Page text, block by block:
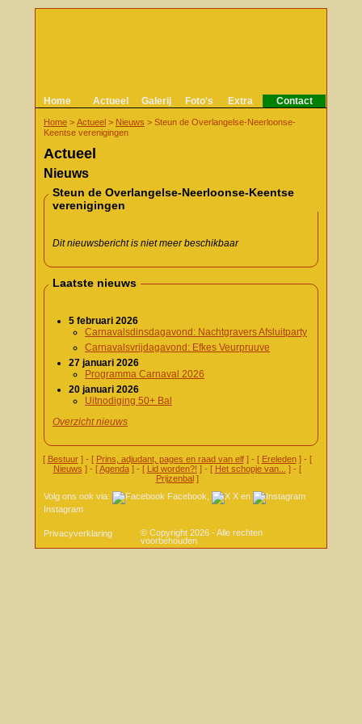
Home Actueel Galerij Foto's Extra Contact
Home > Actueel > Nieuws > Steun de Overlangelse-Neerloonse-
Keentse verenigingen
Actueel
Nieuws
Steun de Overlangelse-Neerloonse-Keentse
verenigingen
Dit nieuwsbericht is niet meer beschikbaar
Laatste nieuws
5 februari 2026
Carnavalsdinsdagavond: Nachtgravers Afsluitparty
Carnavalsvrijdagavond: Efkes Veurpruuve
27 januari 2026
Programma Carnaval 2026
20 januari 2026
Uitnodiging 50+ Bal
Overzicht nieuws
[ Bestuur] - [ Prins, adjudant, pages en raad van elf] - [ Ereleden] - [
Nieuws ] - [Agenda] - [ Lid worden?! ] - [ Het schopje van...
] - [
Prijzenbal]
Volg ons ook via:
Facebook X en
Instagram
Privacyverklaring
© Copyright 2026 - Alle rechten
voorbehouden